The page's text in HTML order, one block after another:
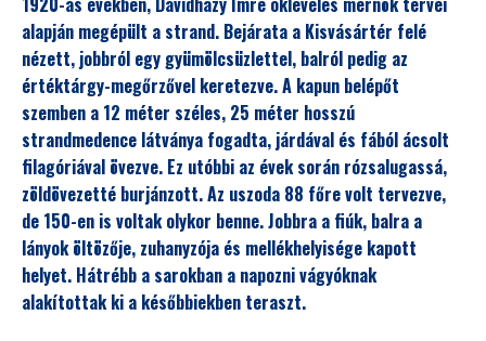
alapján megépült a strand. Bejárata a Kisvásártér felé
nézett, jobbról egy gyümölcsüzlettel, balról pedig az
értéktárgy-megőrzővel keretezve. A kapun belépőt
szemben a 12 méter széles, 25 méter hosszú
strandmedence látványa fogadta, járdával és fából ácsolt
filagóriával övezve. Ez utóbbi az évek során rózsalugassá,
zöldövezetté burjánzott. Az uszoda 88 főre volt tervezve,
de 150-en is voltak olykor benne. Jobbra a fiúk, balra a
lányok öltözője, zuhanyzója és mellékhelyisége kapott
helyet. Hátrébb a sarokban a napozni vágyóknak
alakítottak ki a későbbiekben teraszt.